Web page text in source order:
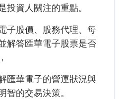
投資人關注的重點。
子股價、股務代理、每
解答匯華電子股票是否
匯華電子的營運狀況與
智的交易決策。